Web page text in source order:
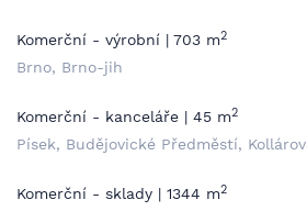
Komerční - výrobní | 703 m2
Brno, Brno-jih
Komerční - kanceláře | 45 m2
Písek, Budějovické Předměstí,
Komerční - sklady | 1344 m2